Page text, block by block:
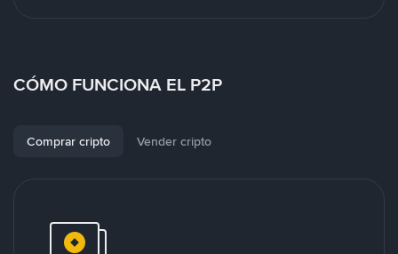
CÓMO FUNCIONA EL P2P
Comprar cripto Vender cripto